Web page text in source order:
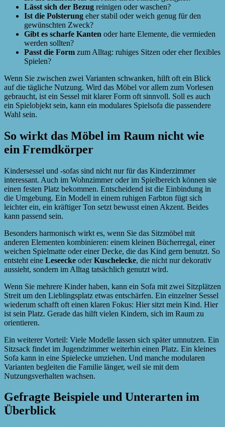
Lässt sich der Bezug reinigen oder waschen?
Ist die Polsterung eher stabil oder weich genug für den
gewünschten Zweck?
Gibt es scharfe Kanten oder harte Elemente, die vermieden
werden sollten?
Passt die Form zum Alltag: ruhiges Sitzen oder eher flexibles
Spielen?
Wenn Sie zwischen zwei Varianten schwanken, hilft oft ein Blick
auf die tägliche Nutzung. Wird das Möbel vor allem zum Vorlesen
gebraucht, ist ein Sessel mit klarer Form oft sinnvoll. Soll es auch
ein Spielobjekt sein, kann ein modulares Spielsofa die passendere
Wahl sein.
So wirkt das Möbel im Raum nicht wie
ein Fremdkörper
Kindersessel und -sofas sind nicht nur für das Kinderzimmer
interessant. Auch im Wohnzimmer oder im Spielbereich können sie
einen festen Platz bekommen. Entscheidend ist die Einbindung in
die Umgebung. Ein Modell in einem ruhigen Farbton fügt sich
leichter ein, ein kräftiger Ton setzt bewusst einen Akzent. Beides
kann passend sein.
Besonders harmonisch wirkt es, wenn Sie das Sitzmöbel mit
anderen Elementen kombinieren: einem kleinen Bücherregal, einer
weichen Spielmatte oder einer Decke, die das Kind gern benutzt. So
entsteht eine Leseecke oderKuschelecke, die nicht nur dekorativ
aussieht, sondern im Alltag tatsächlich genutzt wird.
Wenn Sie mehrere Kinder haben, kann ein Sofa mit zwei Sitzplätzen
Streit um den Lieblingsplatz etwas entschärfen. Ein einzelner Sessel
wiederum schafft oft einen klaren Fokus: Hier sitzt mein Kind. Hier
ist sein Platz. Gerade das hilft vielen Kindern, sich im Raum zu
orientieren.
Ein weiterer Vorteil: Viele Modelle lassen sich später umnutzen. Ein
Sitzsack findet im Jugendzimmer weiterhin einen Platz. Ein kleines
Sofa kann in eine Spielecke umziehen. Und manche modularen
Varianten begleiten die Familie länger, weil sie mit dem
Nutzungsverhalten wachsen.
Gefragte Beispiele und Unterarten im
Überblick